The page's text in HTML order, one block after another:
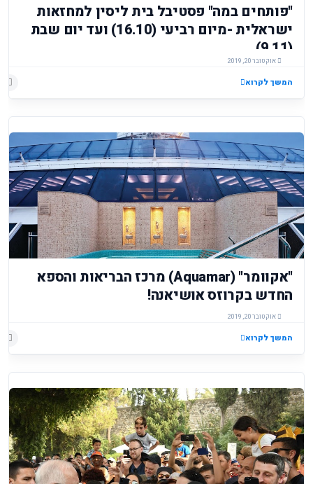
"פותחים במה" פסטיבל בית ליסין למחזאות
ישראלית -מיום רביעי (16.10) ועד יום שבת
(9.11)
אוקטובר 20, 2019
המשך לקרוא
"אקוומר" (Aquamar) מרכז הבריאות והספא
החדש בקרוזס אושיאנה!
אוקטובר 20, 2019
המשך לקרוא